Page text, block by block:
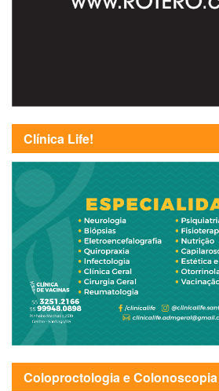
Clínica Life!
Coloproctologia e